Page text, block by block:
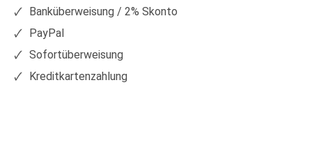
Banküberweisung / 2% Skonto
PayPal
Sofortüberweisung
Kreditkartenzahlung